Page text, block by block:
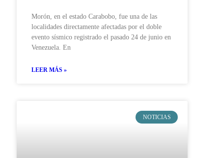
Morón, en el estado Carabobo, fue una de las
localidades directamente afectadas por el doble
evento sísmico registrado el pasado 24 de junio en
Venezuela. En
LEER MÁS »
NOTICIAS